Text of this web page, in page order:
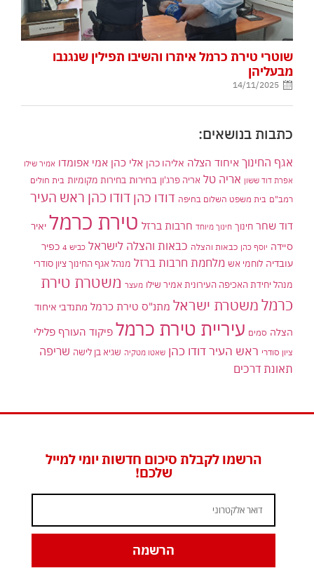
שוטרי טירת כרמל איתרו והשיבו תפילין שנגנבו
מבעליהן
14/11/2025
כתבות בנושאים:
אגף החינוך איחוד הצלה אליהו כהן אלי כהן אמי אפומדו אמיר שילו
אפרת דוד ששון אריה טל אריה פרג'ון בחירות בחירות מקומיות בית חולים
רמב"ם בית משפט השלום בחיפה דודו כהן דודו כהן ראש העיר
דוד שחר חינוך חינוך מיוחד חרבות ברזל טירת כרמל יאיר
סיידה יוסף כהן כבאות והצלה כבאות והצלה לישראל כביש 4
כפיר
עובדיה לוחמי אש מלחמת חרבות ברזל מנהל אגף החינוך ציון סודרי
מנהל יחידת האכיפה העירונית אמיר שילו מעצר משטרת טירת
כרמלמשטרת ישראל מתנ"ס טירת כרמל מתנדבי איחוד
הצלה סמים עיריית טירת כרמל פיקוד העורף פלילי
ציון סודרי ראש העיר דודו כהן שאטו מטקיה שגיא בן לישה שריפה
תאונת דרכים
הרשמו לקבלת סיכום חדשות יומי למייל
שלכם!
הרשמה